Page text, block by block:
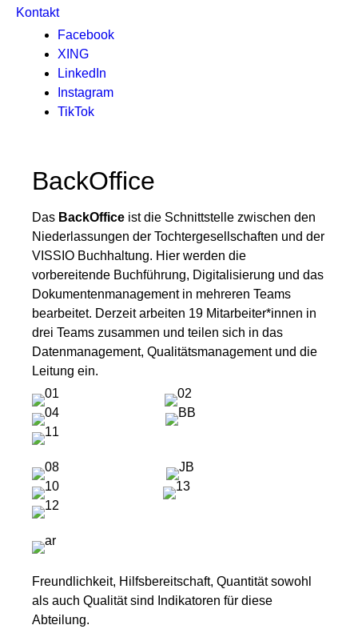
Kontakt
Facebook
XING
LinkedIn
Instagram
TikTok
BackOffice
Das BackOffice ist die Schnittstelle zwischen den
Niederlassungen der Tochtergesellschaften und der
VISSIO Buchhaltung. Hier werden die
vorbereitende Buchführung, Digitalisierung und das
Dokumentenmanagement in mehreren Teams
bearbeitet. Derzeit arbeiten 19 Mitarbeiter*innen in
drei Teams zusammen und teilen sich in das
Datenmanagement, Qualitätsmanagement und die
Leitung ein.
Freundlichkeit, Hilfsbereitschaft, Quantität sowohl
als auch Qualität sind Indikatoren für diese
Abteilung.